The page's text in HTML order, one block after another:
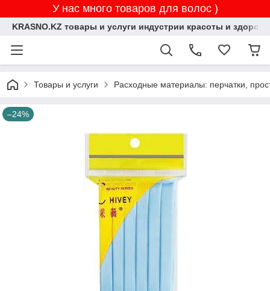
У нас много товаров для волос )
KRASNO.KZ товары и услуги индустрии красоты и
Товары и услуги Расходные материалы: перчатки,
–24%